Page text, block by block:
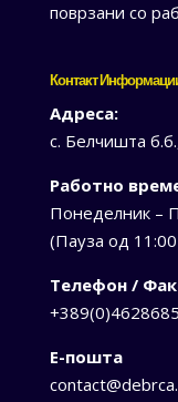
поврзани со
Контакт
Адреса:
с. Белчишта
Работно
Понеделник –
(Пауза од
Телефон /
Е-пошта